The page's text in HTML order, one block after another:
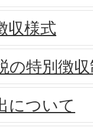
収様式
の特別徴
について